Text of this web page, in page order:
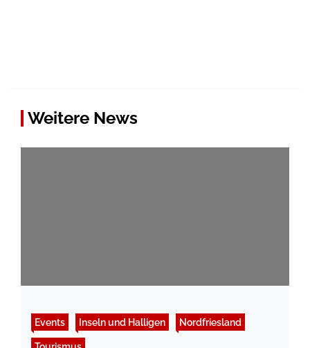
Weitere News
Events Inseln und Halligen Nordfriesland